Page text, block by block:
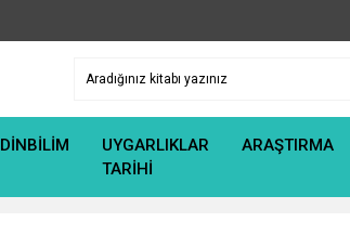
DİNBİLİM
UYGARLIKLAR
TARİHİ
ARAŞTIRMA